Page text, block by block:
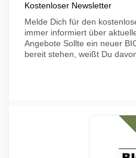
Kostenloser Newsletter
Melde Dich für den
immer informiert über
Angebote Sollte ein neuer
bereit stehen, weißt Du